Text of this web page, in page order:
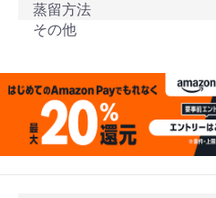
蒸留方法
その他